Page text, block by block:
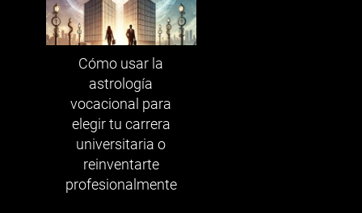
Cómo usar la
astrología
vocacional para
elegir tu carrera
universitaria o
reinventarte
profesionalmente